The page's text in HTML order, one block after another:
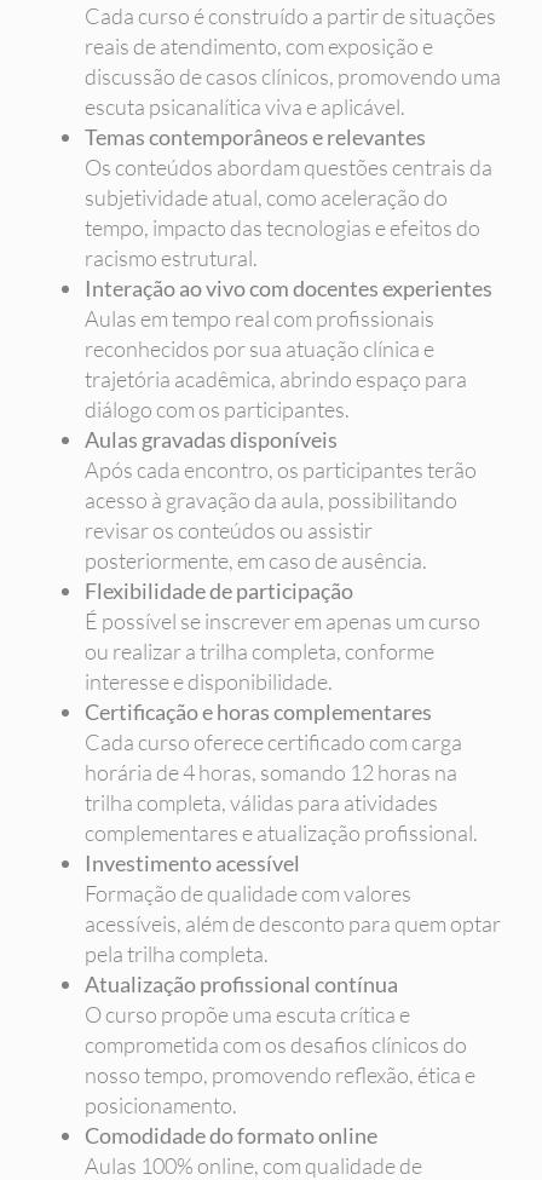
Cada curso é construído a partir de situações
reais de atendimento, com exposição e
discussão de casos clínicos, promovendo uma
escuta psicanalítica viva e aplicável.
Temas contemporâneos e relevantes
Os conteúdos abordam questões centrais da
subjetividade atual, como aceleração do
tempo, impacto das tecnologias e efeitos do
racismo estrutural.
Interação ao vivo com docentes experientes
Aulas em tempo real com profissionais
reconhecidos por sua atuação clínica e
trajetória acadêmica, abrindo espaço para
diálogo com os participantes.
Aulas gravadas disponíveis
Após cada encontro, os participantes terão
acesso à gravação da aula, possibilitando
revisar os conteúdos ou assistir
posteriormente, em caso de ausência.
Flexibilidade de participação
É possível se inscrever em apenas um curso
ou realizar a trilha completa, conforme
interesse e disponibilidade.
Certificação e horas complementares
Cada curso oferece certificado com carga
horária de 4 horas, somando 12 horas na
trilha completa, válidas para atividades
complementares e atualização profissional.
Investimento acessível
Formação de qualidade com valores
acessíveis, além de desconto para quem optar
pela trilha completa.
Atualização profissional contínua
O curso propõe uma escuta crítica e
comprometida com os desafios clínicos do
nosso tempo, promovendo reflexão, ética e
posicionamento.
Comodidade do formato online
Aulas 100% online, com qualidade de